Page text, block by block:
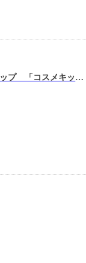
ナチュラルセレクトショップ 「コスメキッチン」